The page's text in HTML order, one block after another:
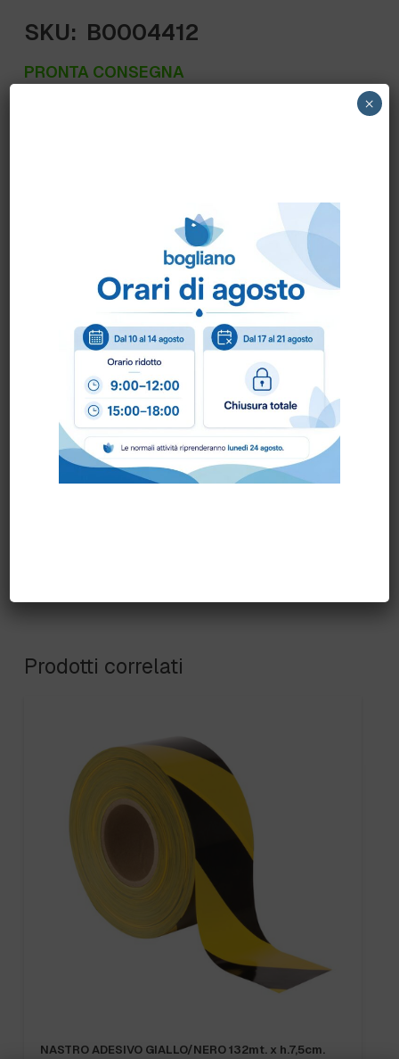
SKU: B0004412
PRONTA CONSEGNA
Come ordinare?
Puoi ordinare chiamando al0172 478161oppure
scrivendo una mail ainfo@bogliano.it.
Per ogni informazione siamo a disposizione.
TAGLIE SPECIALI GUANTI:10,11,7,8,9,
GENERICA
Prodotti correlati
NASTRO ADESIVO GIALLO/NERO 132mt. x h.7,5cm.
×